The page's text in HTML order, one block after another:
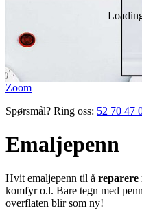
Zoom
Spørsmål? Ring oss: 52 70 47
Emaljepenn
Hvit emaljepenn til å reparere
komfyr o.l. Bare tegn med
overflaten blir som ny!